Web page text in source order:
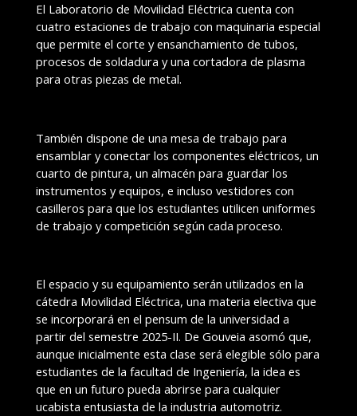
El Laboratorio de Movilidad Eléctrica cuenta con
cuatro estaciones de trabajo con maquinaria especial
que permite el corte y ensanchamiento de tubos,
procesos de soldadura y una cortadora de plasma
para otras piezas de metal.
También dispone de una mesa de trabajo para
ensamblar y conectar los componentes eléctricos, un
cuarto de pintura, un almacén para guardar los
instrumentos y equipos, e incluso vestidores con
casilleros para que los estudiantes utilicen uniformes
de trabajo y competición según cada proceso.
El espacio y su equipamiento serán utilizados en la
cátedra Movilidad Eléctrica, una materia electiva que
se incorporará en el pensum de la universidad a
partir del semestre 2025-II. De Gouveia asomó que,
aunque inicialmente esta clase será elegible sólo para
estudiantes de la facultad de Ingeniería, la idea es
que en un futuro pueda abrirse para cualquier
ucabista entusiasta de la industria automotriz.